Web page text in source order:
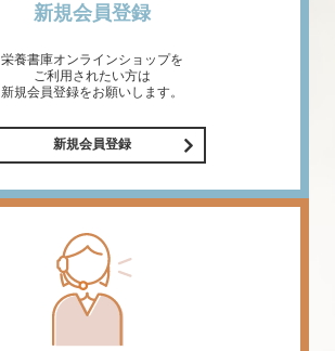
新規会員登録
栄養書庫オンラインショップを
ご利用されたい方は
新規会員登録をお願いします。
新規会員登録